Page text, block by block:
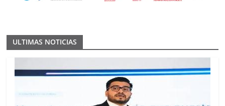
ULTIMAS NOTICIAS